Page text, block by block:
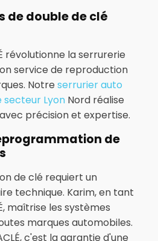
de double de clé
révolutionne la serrurerie
service de reproduction
Notre serrurier auto
secteur Lyon Nord réalise
précision et expertise.
de
de clé requiert un
technique. Karim, en tant
maîtrise les systèmes
marques automobiles.
c'est la garantie d'une